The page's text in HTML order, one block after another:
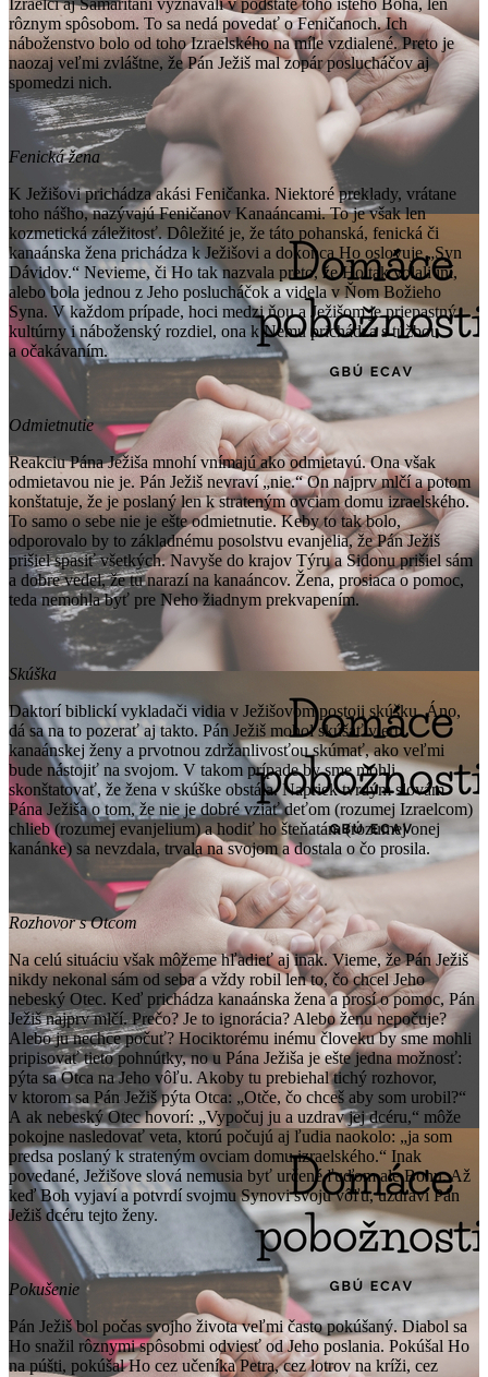
Izraelci aj Samaritáni vyznávali v podstate toho istého Boha, len
rôznym spôsobom. To sa nedá povedať o Feničanoch. Ich
náboženstvo bolo od toho Izraelského na míle vzdialené. Preto je
naozaj veľmi zvláštne, že Pán Ježiš mal zopár poslucháčov aj
spomedzi nich.
Fenická žena
K Ježišovi prichádza akási Feničanka. Niektoré preklady, vrátane
toho nášho, nazývajú Feničanov Kanaáncami. To je však len
kozmetická záležitosť. Dôležité je, že táto pohanská, fenická či
kanaánska žena prichádza k Ježišovi a dokonca Ho oslovuje „Syn
Dávidov.“ Nevieme, či Ho tak nazvala preto, že Ho tak volali iní,
alebo bola jednou z Jeho poslucháčok a videla v Ňom Božieho
Syna. V každom prípade, hoci medzi ňou a Ježišom je priepastný
kultúrny i náboženský rozdiel, ona k Nemu prichádza s túžbou
a očakávaním.
Odmietnutie
Reakciu Pána Ježiša mnohí vnímajú ako odmietavú. Ona však
odmietavou nie je. Pán Ježiš nevraví „nie.“ On najprv mlčí a potom
konštatuje, že je poslaný len k strateným ovciam domu izraelského.
To samo o sebe nie je ešte odmietnutie. Keby to tak bolo,
odporovalo by to základnému posolstvu evanjelia, že Pán Ježiš
prišiel spasiť všetkých. Navyše do krajov Týru a Sidonu prišiel sám
a dobre vedel, že tu narazí na kanaáncov. Žena, prosiaca o pomoc,
teda nemohla byť pre Neho žiadnym prekvapením.
Skúška
Daktorí biblickí vykladači vidia v Ježišovom postoji skúšku. Áno,
dá sa na to pozerať aj takto. Pán Ježiš mohol skúšať vieru
kanaánskej ženy a prvotnou zdržanlivosťou skúmať, ako veľmi
bude nástojiť na svojom. V takom prípade by sme mohli
skonštatovať, že žena v skúške obstála. Napriek tvrdým slovám
Pána Ježiša o tom, že nie je dobré vziať deťom (rozumej Izraelcom)
chlieb (rozumej evanjelium) a hodiť ho šteňatám (rozumej onej
kanánke) sa nevzdala, trvala na svojom a dostala o čo prosila.
Rozhovor s Otcom
Na celú situáciu však môžeme hľadieť aj inak. Vieme, že Pán Ježiš
nikdy nekonal sám od seba a vždy robil len to, čo chcel Jeho
nebeský Otec. Keď prichádza kanaánska žena a prosí o pomoc, Pán
Ježiš najprv mlčí. Prečo? Je to ignorácia? Alebo ženu nepočuje?
Alebo ju nechce počuť? Hociktorému inému človeku by sme mohli
pripisovať tieto pohnútky, no u Pána Ježiša je ešte jedna možnosť:
pýta sa Otca na Jeho vôľu. Akoby tu prebiehal tichý rozhovor,
v ktorom sa Pán Ježiš pýta Otca: „Otče, čo chceš aby som urobil?“
A ak nebeský Otec hovorí: „Vypočuj ju a uzdrav jej dcéru,“ môže
pokojne nasledovať veta, ktorú počujú aj ľudia naokolo: „ja som
predsa poslaný k strateným ovciam domu izraelského.“ Inak
povedané, Ježišove slová nemusia byť určené ľuďom ale Bohu. Až
keď Boh vyjaví a potvrdí svojmu Synovi svoju vôľu, uzdraví Pán
Ježiš dcéru tejto ženy.
Pokušenie
Pán Ježiš bol počas svojho života veľmi často pokúšaný. Diabol sa
Ho snažil rôznymi spôsobmi odviesť od Jeho poslania. Pokúšal Ho
na púšti, pokúšal Ho cez učeníka Petra, cez lotrov na kríži, cez